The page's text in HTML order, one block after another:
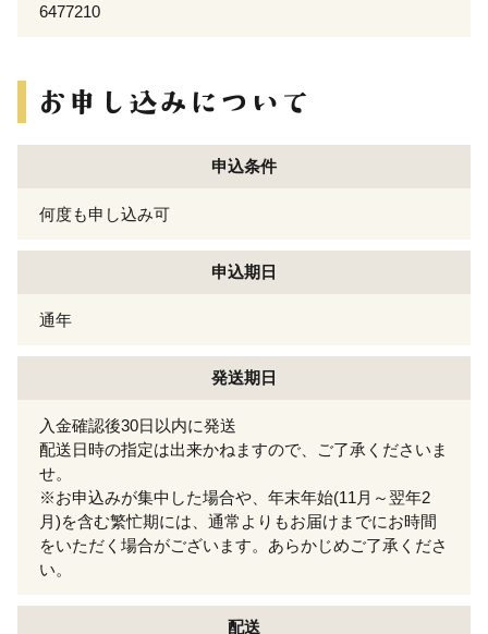
6477210
申込条件
何度も申し込み可
申込期日
通年
発送期日
入金確認後30日以内に発送
配送日時の指定は出来かねますので、ご了承くださいま
せ。
※お申込みが集中した場合や、年末年始(11月～翌年2
月)を含む繁忙期には、通常よりもお届けまでにお時間
をいただく場合がございます。あらかじめご了承くださ
い。
配送